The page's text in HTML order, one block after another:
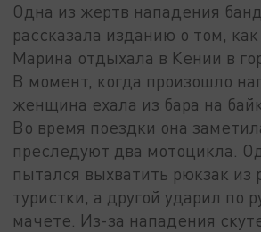
Одна из жертв нападения
рассказала изданию о том,
Марина отдыхала в Кении в
В момент, когда произошло
женщина ехала из бара на
Во время поездки она
преследуют два мотоцикла.
пытался выхватить рюкзак из
туристки, а другой ударил по
мачете. Из-за нападения